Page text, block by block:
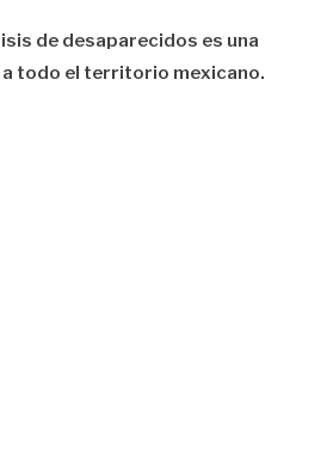
de desaparecidos es una
a todo el territorio mexicano.